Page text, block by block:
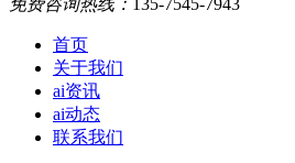
免费咨询热线： 135-7545-7943
首页
关于我们
ai资讯
ai动态
联系我们